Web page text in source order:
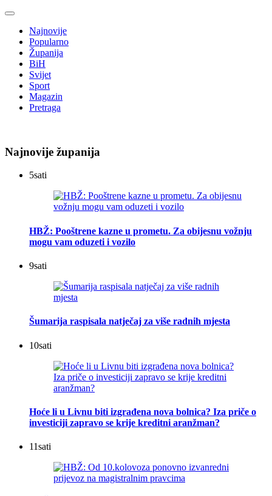
Najnovije
Popularno
Županija
BiH
Svijet
Sport
Magazin
Pretraga
Najnovije županija
5sati
HBŽ: Pooštrene kazne u prometu. Za obijesnu vožnju
mogu vam oduzeti i vozilo
9sati
Šumarija raspisala natječaj za više radnih mjesta
10sati
Hoće li u Livnu biti izgrađena nova bolnica? Iza priče o
investiciji zapravo se krije kreditni aranžman?
11sati